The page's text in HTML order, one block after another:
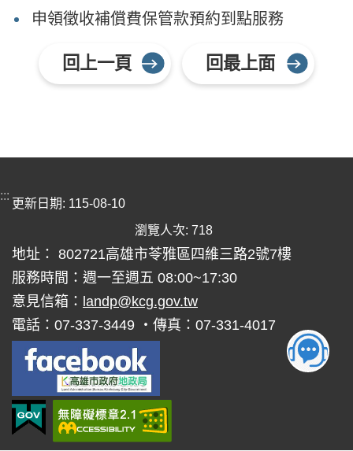
申領徵收補償費保管款預約到點服務
回上一頁 回最上面
:::
更新日期
115-08-10
瀏覽人次 718
地址： 802721高雄市苓雅區四維三路2號7樓
服務時間：週一至週五 08:00~17:30
意見信箱： landp@kcg.gov.tw
電話：07-337-3449 ‧傳真：07-331-4017